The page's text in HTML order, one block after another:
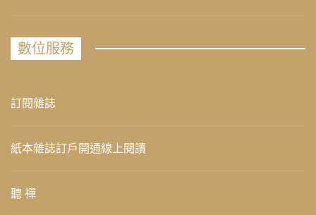
數位服務
訂閱雜誌
紙本雜誌訂戶開通線上閱讀
聽 禪